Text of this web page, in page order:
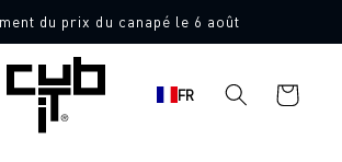
du prix du canapé le 6 août
FR
Panier
d'achat
10 échantillons de tissu gratuits